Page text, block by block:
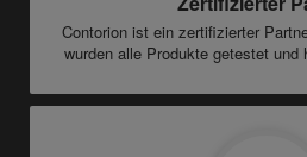
Contorion ist ein zertifizierter
wurden alle Produkte getestet und